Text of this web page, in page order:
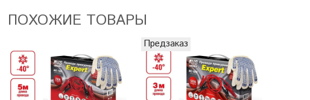
ПОХОЖИЕ ТОВАРЫ
Предзаказ